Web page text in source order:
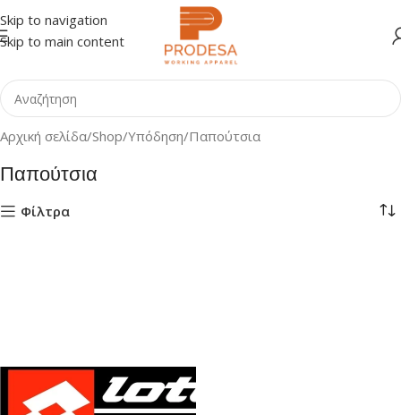
Skip to navigation
Skip to main content
Αρχική σελίδα Shop Υπόδηση Παπούτσια
Παπούτσια
Φίλτρα